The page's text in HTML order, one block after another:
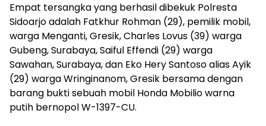
Empat tersangka yang berhasil dibekuk Polresta
Sidoarjo adalah Fatkhur Rohman (29), pemilik mobil,
warga Menganti, Gresik, Charles Lovus (39) warga
Gubeng, Surabaya, Saiful Effendi (29) warga
Sawahan, Surabaya, dan Eko Hery Santoso alias Ayik
(29) warga Wringinanom, Gresik bersama dengan
barang bukti sebuah mobil Honda Mobilio warna
putih bernopol W-1397-CU.